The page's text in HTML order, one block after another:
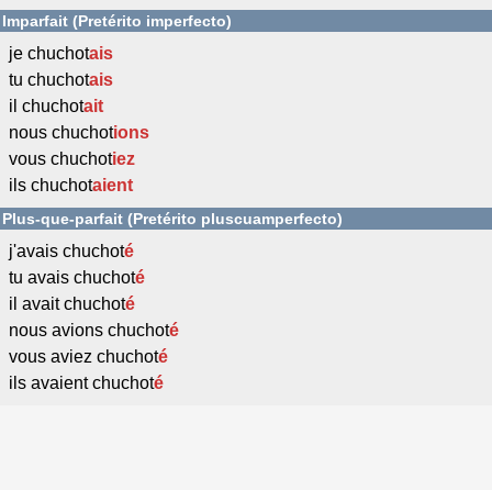
Imparfait (Pretérito imperfecto)
je chuchotais
tu chuchotais
il chuchotait
nous chuchotions
vous chuchotiez
ils chuchotaient
Plus-que-parfait (Pretérito pluscuamperfecto)
j'avais chuchoté
tu avais chuchoté
il avait chuchoté
nous avions chuchoté
vous aviez chuchoté
ils avaient chuchoté